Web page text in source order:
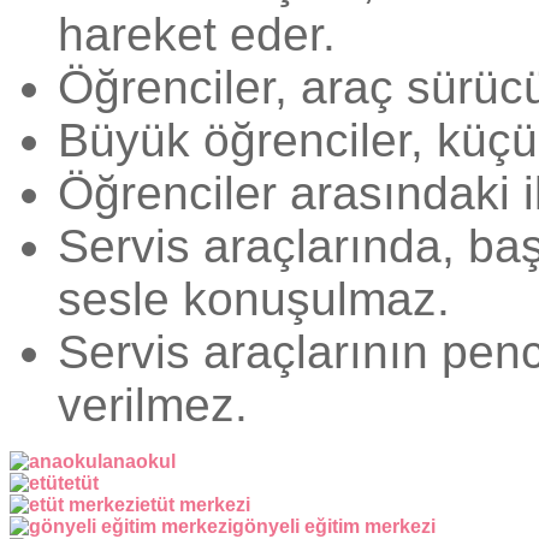
hareket eder.
Öğrenciler, araç
Büyük öğrenciler,
Öğrenciler arasındaki
Servis araçlarında,
sesle konuşulmaz.
Servis araçlarının
verilmez.
anaokul
etüt
etüt merkezi
gönyeli eğitim merkezi